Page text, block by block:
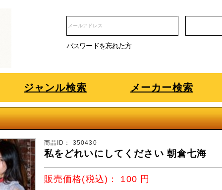
パスワードを忘れた方
ジャンル検索 メーカー検索
商品ID： 350430
私をどれいにしてください 朝倉七海
販売価格(税込)： 100 円